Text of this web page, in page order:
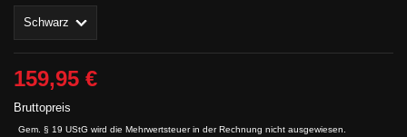
159,95 €
Bruttopreis
Gem. § 19 UStG wird die Mehrwertsteuer in der Rechnung nicht ausgewiesen.